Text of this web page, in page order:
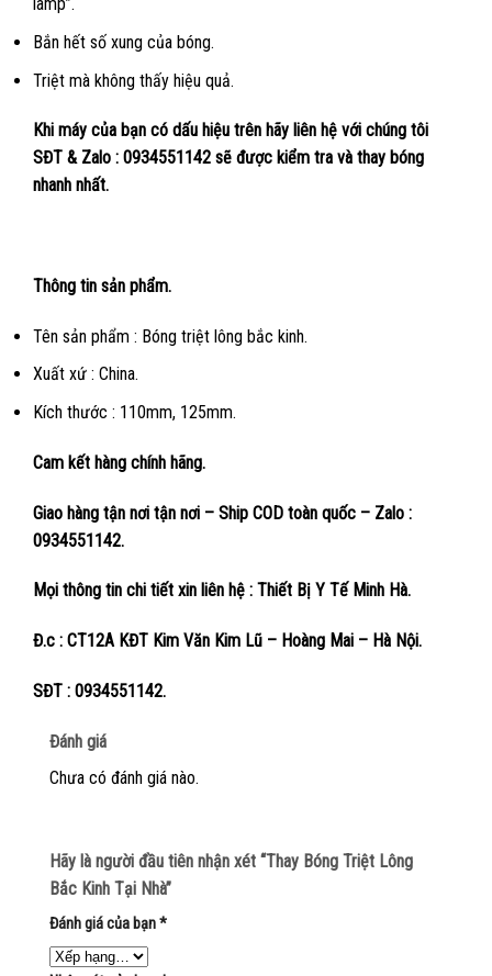
lamp”.
Bắn hết số xung của bóng.
Triệt mà không thấy hiệu quả.
Khi máy của bạn có dấu hiệu trên hãy liên hệ với chúng tôi
SĐT & Zalo : 0934551142 sẽ được kiểm tra và thay bóng
nhanh nhất.
Thông tin sản phẩm.
Tên sản phẩm : Bóng triệt lông bắc kinh.
Xuất xứ : China.
Kích thước : 110mm, 125mm.
Cam kết hàng chính hãng.
Giao hàng tận nơi tận nơi – Ship COD toàn quốc – Zalo :
0934551142.
Mọi thông tin chi tiết xin liên hệ : Thiết Bị Y Tế Minh Hà.
Đ.c : CT12A KĐT Kim Văn Kim Lũ – Hoàng Mai – Hà Nội.
SĐT : 0934551142.
Đánh giá
Chưa có đánh giá nào.
Hãy là người đầu tiên nhận xét “Thay Bóng Triệt Lông
Bắc Kinh Tại Nhà”
Đánh giá của bạn*